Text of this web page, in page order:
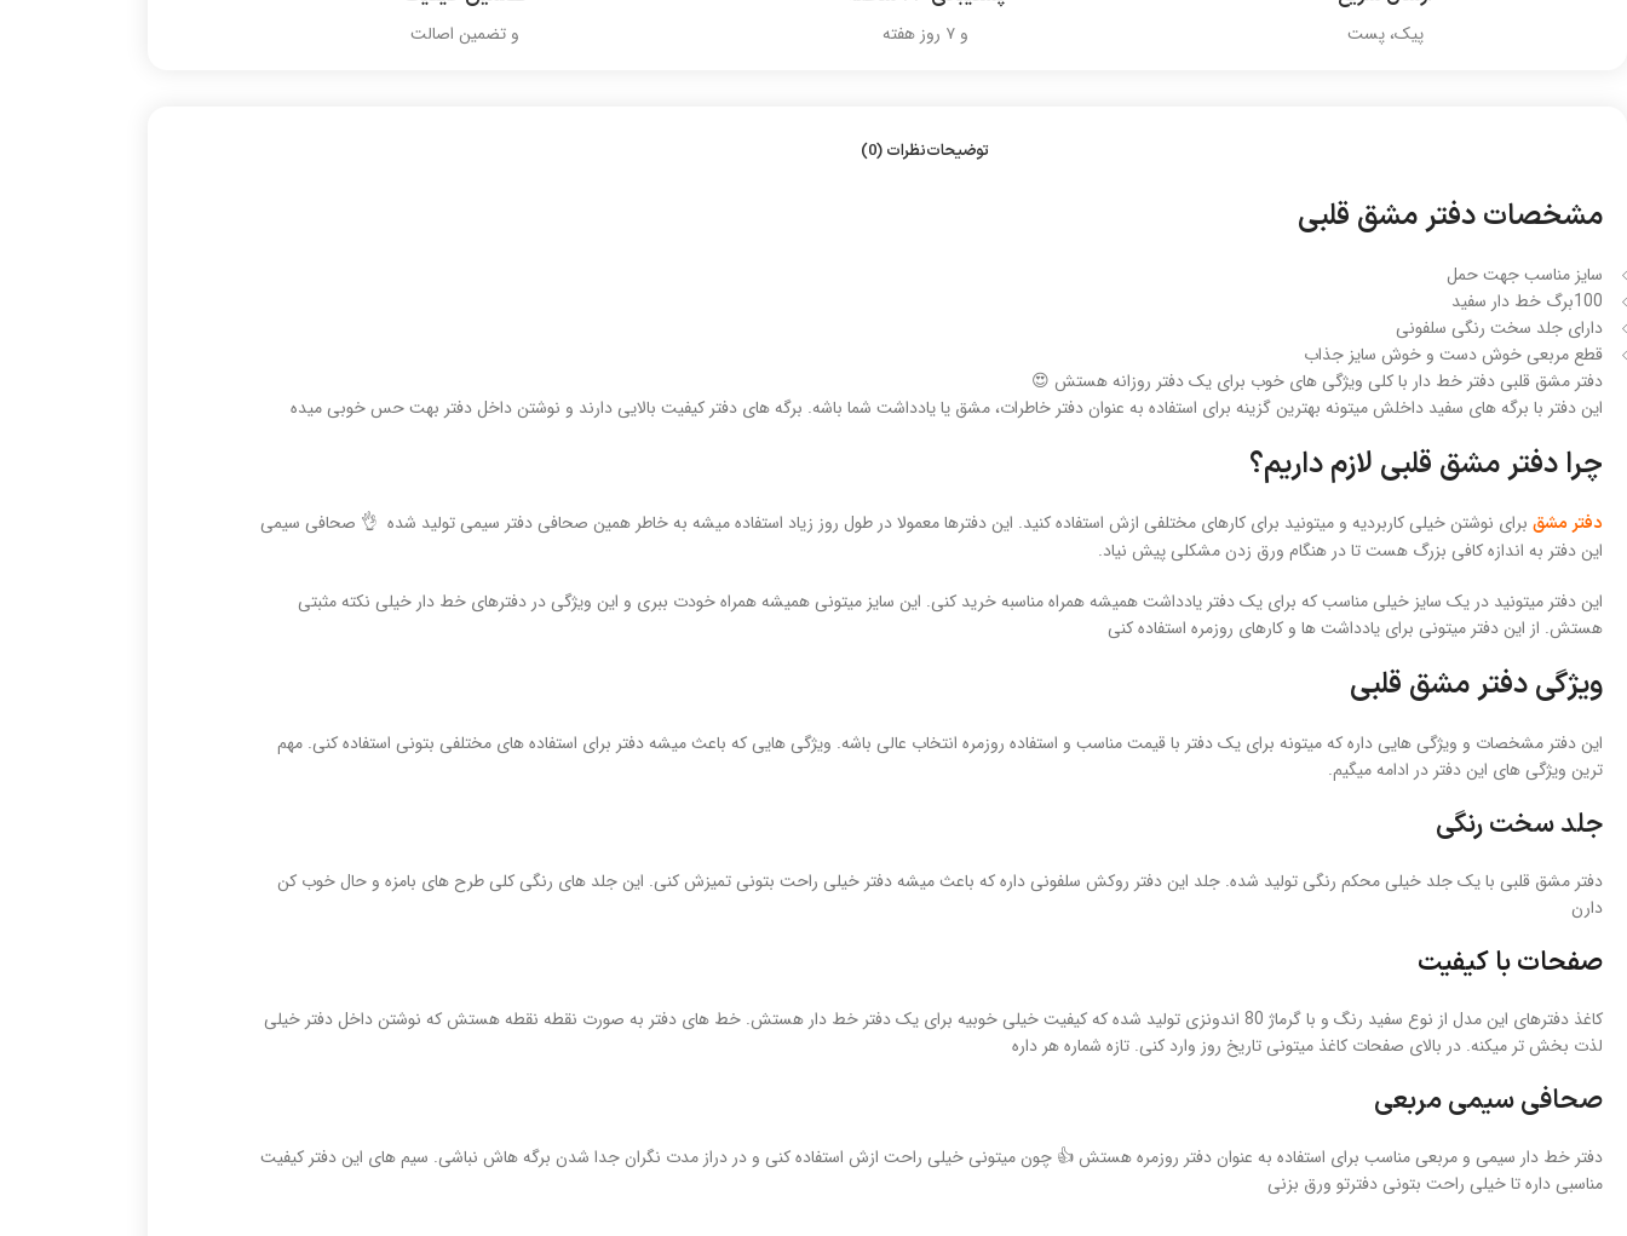
پیک، پست و ۷ روز هفته و تضمین اصالت
توضیحاتنظرات (0)
مشخصات دفتر مشق قلبی
سایز مناسب جهت حمل
100برگ خط دار سفید
دارای جلد سخت رنگی سلفونی
قطع مربعی خوش دست و خوش سایز جذاب
دفتر مشق قلبی دفتر خط دار با کلی ویژگی های خوب برای یک دفتر روزانه هستش 😍
این دفتر با برگه های سفید داخلش میتونه بهترین گزینه برای استفاده به عنوان دفتر خاطرات، مشق یا یادداشت شما باشه. برگه های دفتر کیفیت بالایی دارند و نوشتن داخل دفتر بهت حس خوبی میده
چرا دفتر مشق قلبی لازم داریم؟
دفتر مشق برای نوشتن خیلی کاربردیه و میتونید برای کارهای مختلفی ازش استفاده کنید. این دفترها معمولا در طول روز زیاد استفاده میشه به خاطر همین صحافی دفتر سیمی تولید شده 👌 صحافی سیمی
این دفتر به اندازه کافی بزرگ هست تا در هنگام ورق زدن مشکلی پیش نیاد.
این دفتر میتونید در یک سایز خیلی مناسب که برای یک دفتر یادداشت همیشه همراه مناسبه خرید کنی. این سایز میتونی همیشه همراه خودت ببری و این ویژگی در دفترهای خط دار خیلی نکته مثبتی
هستش. از این دفتر میتونی برای یادداشت ها و کارهای روزمره استفاده کنی
ویژگی دفتر مشق قلبی
این دفتر مشخصات و ویژگی هایی داره که میتونه برای یک دفتر با قیمت مناسب و استفاده روزمره انتخاب عالی باشه. ویژگی هایی که باعث میشه دفتر برای استفاده های مختلفی بتونی استفاده کنی. مهم
ترین ویژگی های این دفتر در ادامه میگیم.
جلد سخت رنگی
دفتر مشق قلبی با یک جلد خیلی محکم رنگی تولید شده. جلد این دفتر روکش سلفونی داره که باعث میشه دفتر خیلی راحت بتونی تمیزش کنی. این جلد های رنگی کلی طرح های بامزه و حال خوب کن
دارن
صفحات با کیفیت
کاغذ دفترهای این مدل از نوع سفید رنگ و با گرماژ 80 اندونزی تولید شده که کیفیت خیلی خوبیه برای یک دفتر خط دار هستش. خط های دفتر به صورت نقطه نقطه هستش که نوشتن داخل دفتر خیلی
لذت بخش تر میکنه. در بالای صفحات کاغذ میتونی تاریخ روز وارد کنی. تازه شماره هر داره
صحافی سیمی مربعی
دفتر خط دار سیمی و مربعی مناسب برای استفاده به عنوان دفتر روزمره هستش 👍 چون میتونی خیلی راحت ازش استفاده کنی و در دراز مدت نگران جدا شدن برگه هاش نباشی. سیم های این دفتر کیفیت
مناسبی داره تا خیلی راحت بتونی دفترتو ورق بزنی